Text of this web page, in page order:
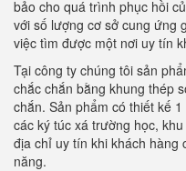
bảo cho quá trình phục hồi
với số lượng cơ sở cung ứng
việc tìm được một nơi uy tín
Tại công ty chúng tôi sản
chắc chắn bằng khung thép
chắn. Sản phẩm có thiết kế
các ký túc xá trường học,
địa chỉ uy tín khi khách hàng
năng.